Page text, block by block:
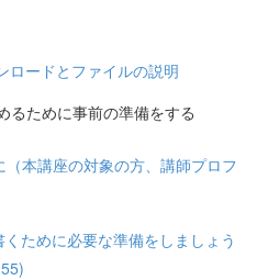
ロードとファイルの説明
るために事前の準備をする
（本講座の対象の方、講師プロフ
くために必要な準備をしましょう